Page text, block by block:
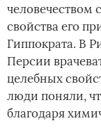
человечеством
свойства его
Гиппократа. В
Персии
целебных
люди поняли,
благодаря